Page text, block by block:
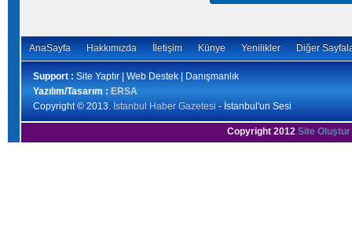
AnaSayfa Hakkımızda İletişim Künye Yenilikler Diğer
Support : Site Yaptır | Web Destek | Danışmanlık
Yazılım/Tasarım : ERSA
Copyright © 2013. İstanbul Haber Gazetesi - İstanbul'un Sesi
Copyright 2012 Site Oluştur